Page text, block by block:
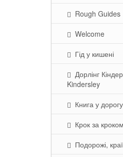
Rough Guides
Welcome
Гід у кишені
Дорлінг
Kindersley
Книга у дорогу
Крок за кроком
Подорожі,
290 грн.
Улюблена абетка. Ірина